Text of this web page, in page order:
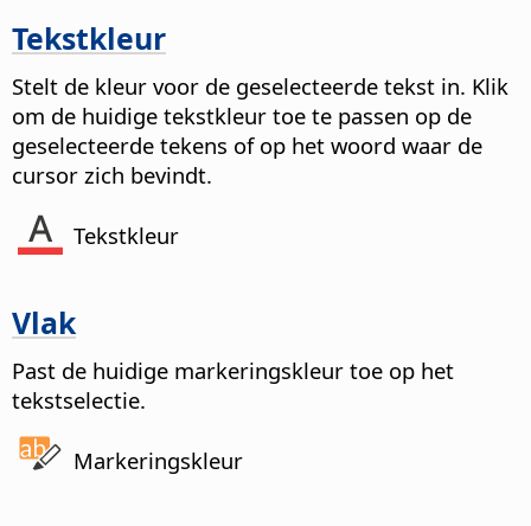
Tekstkleur
Stelt de kleur voor de geselecteerde tekst in. Klik
om de huidige tekstkleur toe te passen op de
geselecteerde tekens of op het woord waar de
cursor zich bevindt.
Tekstkleur
Vlak
Past de huidige markeringskleur toe op het
tekstselectie.
Markeringskleur